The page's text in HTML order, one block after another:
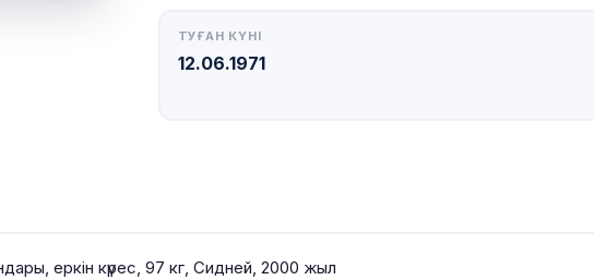
ТУҒАН КҮНІ
12.06.1971
еркін күрес, 97 кг, Сидней, 2000 жыл